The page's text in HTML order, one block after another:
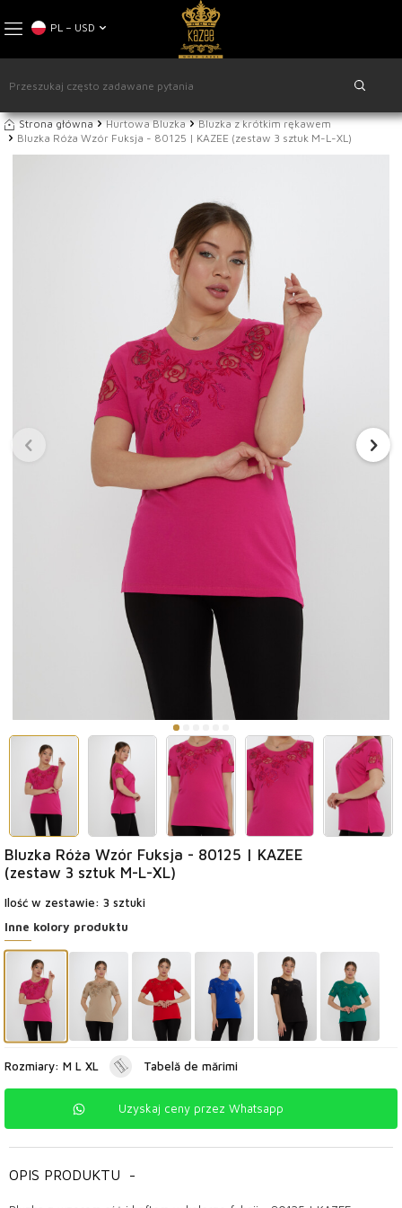
PL − USD
Strona główna Hurtowa Bluzka
Bluzka z krótkim rękawem
Bluzka Róża Wzór Fuksja - 80125 | KAZEE (zestaw 3 sztuk M-L-XL)
Bluzka Róża Wzór Fuksja - 80125 | KAZEE
(zestaw 3 sztuk M-L-XL)
Ilość w zestawie: 3 sztuki
Inne kolory produktu
Rozmiary: M L XL Tabelă de mărimi
Uzyskaj ceny przez Whatsapp
OPIS PRODUKTU -